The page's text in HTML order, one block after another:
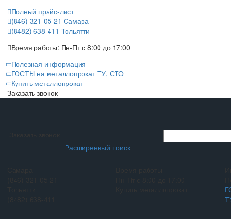
Полный прайс-лист
(846) 321-05-21 Самара
(8482) 638-411 Тольятти
Время работы: Пн-Пт с 8:00 до 17:00
Полезная информация
ГОСТЫ на металлопрокат ТУ, СТО
Купить металлопрокат
Заказать звонок
Расширенный поиск